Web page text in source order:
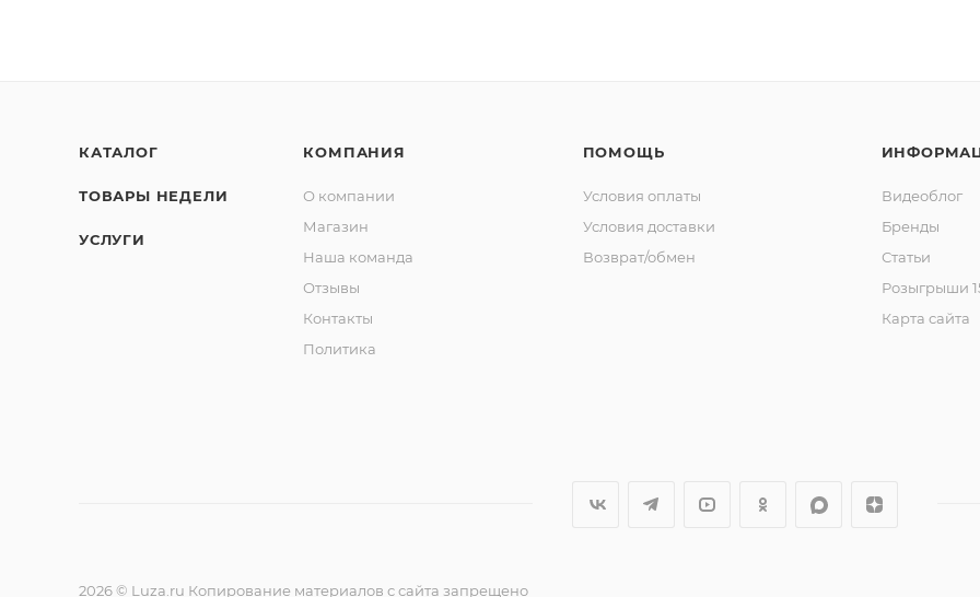
КАТАЛОГ
ТОВАРЫ НЕДЕЛИ
УСЛУГИ
КОМПАНИЯ
О компании
Магазин
Наша команда
Отзывы
Контакты
Политика
ПОМОЩЬ
Условия оплаты
Условия доставки
Возврат/обмен
Видеоблог
Бренды
Статьи
Розыгрыши
Карта сайта
2026 © Luza.ru Копирование материалов с сайта запрещено